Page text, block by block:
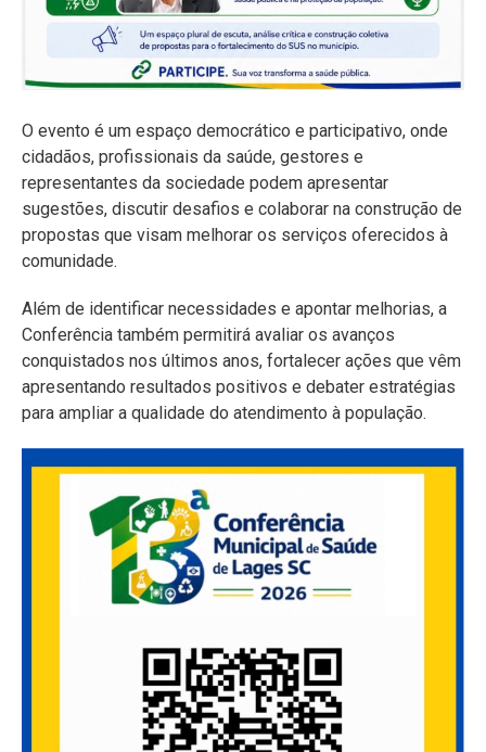
O evento é um espaço democrático e participativo, onde
cidadãos, profissionais da saúde, gestores e
representantes da sociedade podem apresentar
sugestões, discutir desafios e colaborar na construção de
propostas que visam melhorar os serviços oferecidos à
comunidade.
Além de identificar necessidades e apontar melhorias, a
Conferência também permitirá avaliar os avanços
conquistados nos últimos anos, fortalecer ações que vêm
apresentando resultados positivos e debater estratégias
para ampliar a qualidade do atendimento à população.